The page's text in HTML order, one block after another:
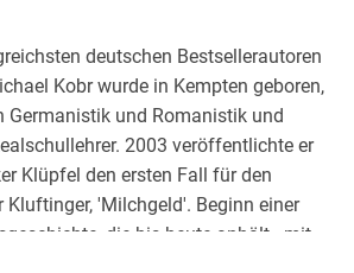
deutschen Bestsellerautoren
Kobr wurde in Kempten geboren,
Germanistik und Romanistik und
2003 veröffentlichte er
Klüpfel den ersten Fall für den
'Milchgeld'. Beginn einer
die bis heute anhält - mit